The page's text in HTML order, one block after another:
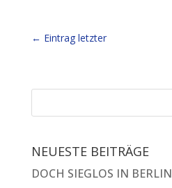
← Eintrag letzter
NEUESTE BEITRÄGE
DOCH SIEGLOS IN BERLIN